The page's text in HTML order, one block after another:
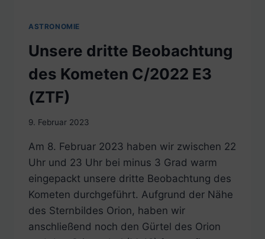
ASTRONOMIE
Unsere dritte Beobachtung
des Kometen C/2022 E3
(ZTF)
9. Februar 2023
Am 8. Februar 2023 haben wir zwischen 22
Uhr und 23 Uhr bei minus 3 Grad warm
eingepackt unsere dritte Beobachtung des
Kometen durchgeführt. Aufgrund der Nähe
des Sternbildes Orion, haben wir
anschließend noch den Gürtel des Orion